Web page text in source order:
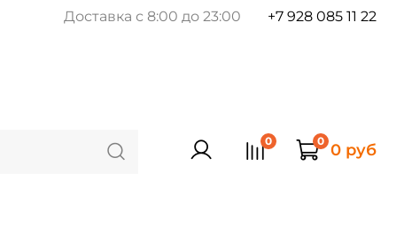
Доставка с 8:00 до 23:00 +7 928 085 11 22
0 0 0 руб